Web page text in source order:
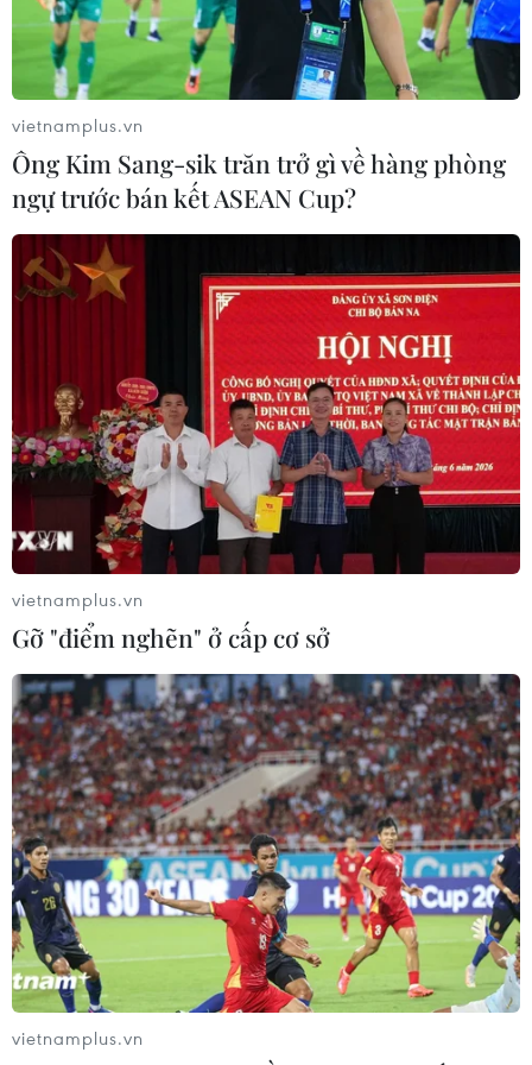
cùng kỳ, riêng 4 ngày đầu tiên
của tháng 6, Petrolimex đã bán ra
60 nghìn m3 xăng E10.
(Vietnam+)
#Khuyến khích sử dụng nhiên liệu sinh học
#Lợi ích của xăng E10 cho môi trường
#Nâng cao nhận thức về năng lượng xanh
#Phát triển ngành ethanol trong nước
#Chương trình thi đấu về năng lượng bền vững
#Tác động kinh tế của nhiên liệu sinh học
#Chiến dịch truyền thông về bảo vệ môi trường
#Vai trò của cộng đồng trong phát triển năng lượng xanh
#Chính sách phát triển nhiên liệu sinh học của Việt Nam
#Lan tỏa thông điệp bảo vệ môi trường qua cuộc thi
Theo dõi VietnamPlus
vietnamplus.vn
Ông Kim Sang-sik trăn trở gì về hàng phòng
ngự trước bán kết ASEAN Cup?
vietnamplus.vn
Gỡ "điểm nghẽn" ở cấp cơ sở
vietnamplus.vn